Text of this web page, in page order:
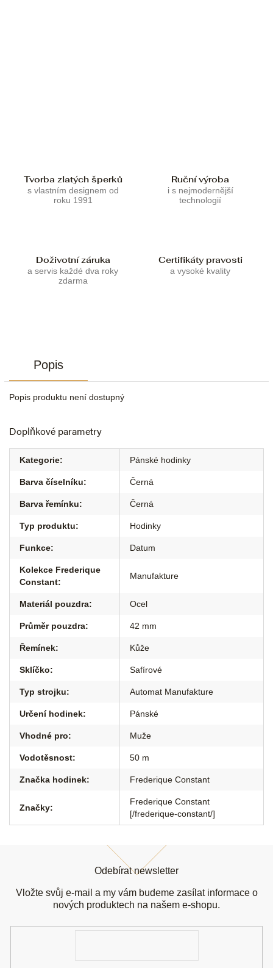
Tvorba zlatých šperků
s vlastním designem od
roku 1991
Ruční výroba
i s nejmodernější
technologií
Doživotní záruka
a servis každé dva roky
zdarma
Certifikáty pravosti
a vysoké kvality
Popis
Popis produktu není dostupný
Doplňkové parametry
Kategorie: Pánské hodinky
Barva číselníku: Černá
Barva řemínku: Černá
Typ produktu: Hodinky
Funkce: Datum
Kolekce Frederique
Constant:
Manufakture
Materiál pouzdra: Ocel
Průměr pouzdra: 42 mm
Řemínek: Kůže
Sklíčko: Safírové
Typ strojku: Automat Manufakture
Určení hodinek: Pánské
Vhodné pro: Muže
Vodotěsnost: 50 m
Značka hodinek: Frederique Constant
Značky:
Frederique Constant
[/frederique-constant/]
Odebírat newsletter
Vložte svůj e-mail a my vám budeme zasílat informace o
nových produktech na našem e-shopu.